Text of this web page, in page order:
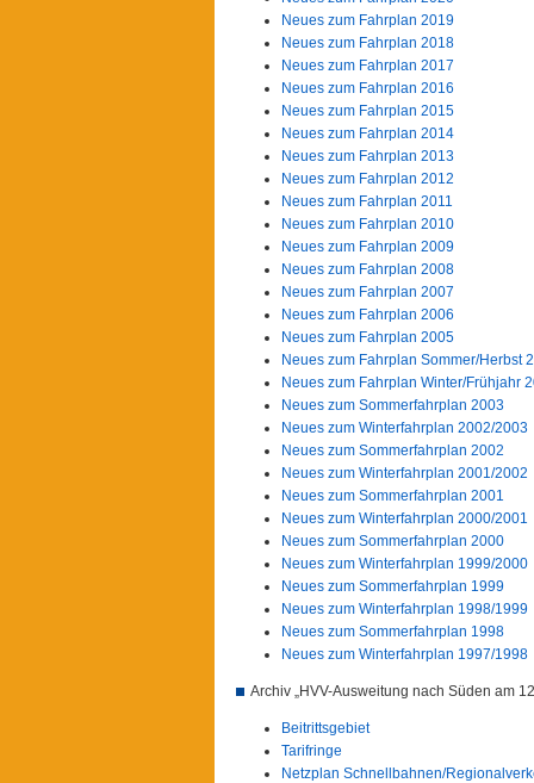
Neues zum Fahrplan 2019
Neues zum Fahrplan 2018
Neues zum Fahrplan 2017
Neues zum Fahrplan 2016
Neues zum Fahrplan 2015
Neues zum Fahrplan 2014
Neues zum Fahrplan 2013
Neues zum Fahrplan 2012
Neues zum Fahrplan 2011
Neues zum Fahrplan 2010
Neues zum Fahrplan 2009
Neues zum Fahrplan 2008
Neues zum Fahrplan 2007
Neues zum Fahrplan 2006
Neues zum Fahrplan 2005
Neues zum Fahrplan Sommer/Herbst
Neues zum Fahrplan Winter/Frühjahr
Neues zum Sommerfahrplan 2003
Neues zum Winterfahrplan 2002/2003
Neues zum Sommerfahrplan 2002
Neues zum Winterfahrplan 2001/2002
Neues zum Sommerfahrplan 2001
Neues zum Winterfahrplan 2000/2001
Neues zum Sommerfahrplan 2000
Neues zum Winterfahrplan 1999/2000
Neues zum Sommerfahrplan 1999
Neues zum Winterfahrplan 1998/1999
Neues zum Sommerfahrplan 1998
Neues zum Winterfahrplan 1997/1998
Archiv „HVV-Ausweitung nach Süden am
Beitrittsgebiet
Tarifringe
Netzplan Schnellbahnen/